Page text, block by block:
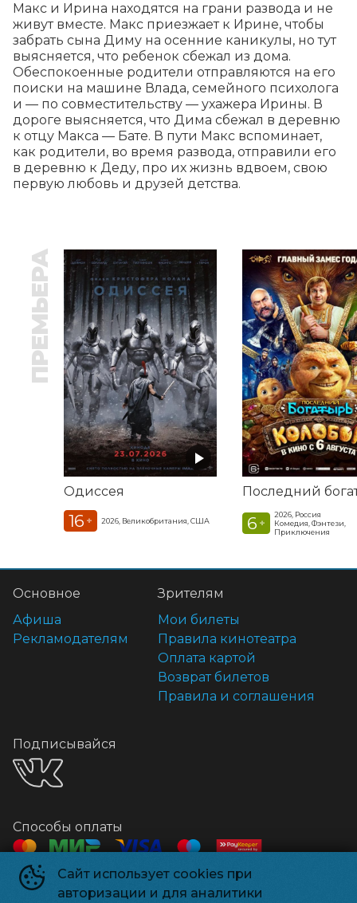
Макс и Ирина находятся на грани развода и не
живут вместе. Макс приезжает к Ирине, чтобы
забрать сына Диму на осенние каникулы, но тут
выясняется, что ребенок сбежал из дома.
Обеспокоенные родители отправляются на его
поиски на машине Влада, семейного психолога
и — по совместительству — ухажера Ирины. В
дороге выясняется, что Дима сбежал в деревню
к отцу Макса — Бате. В пути Макс вспоминает,
как родители, во время развода, отправили его
в деревню к Деду, про их жизнь вдвоем, свою
первую любовь и друзей детства.
ПРЕМЬЕРА
Одиссея
16 + 2026, Великобритания, США 6 +
2026, Россия
Комедия, Фэнтези,
Приключения
Сайт использует cookies при
авторизации и для аналитики
Основное
Афиша
Рекламодателям
Зрителям
Мои билеты
Правила кинотеатра
Оплата картой
Возврат билетов
Правила и соглашения
Подписывайся
Способы оплаты
Контакты